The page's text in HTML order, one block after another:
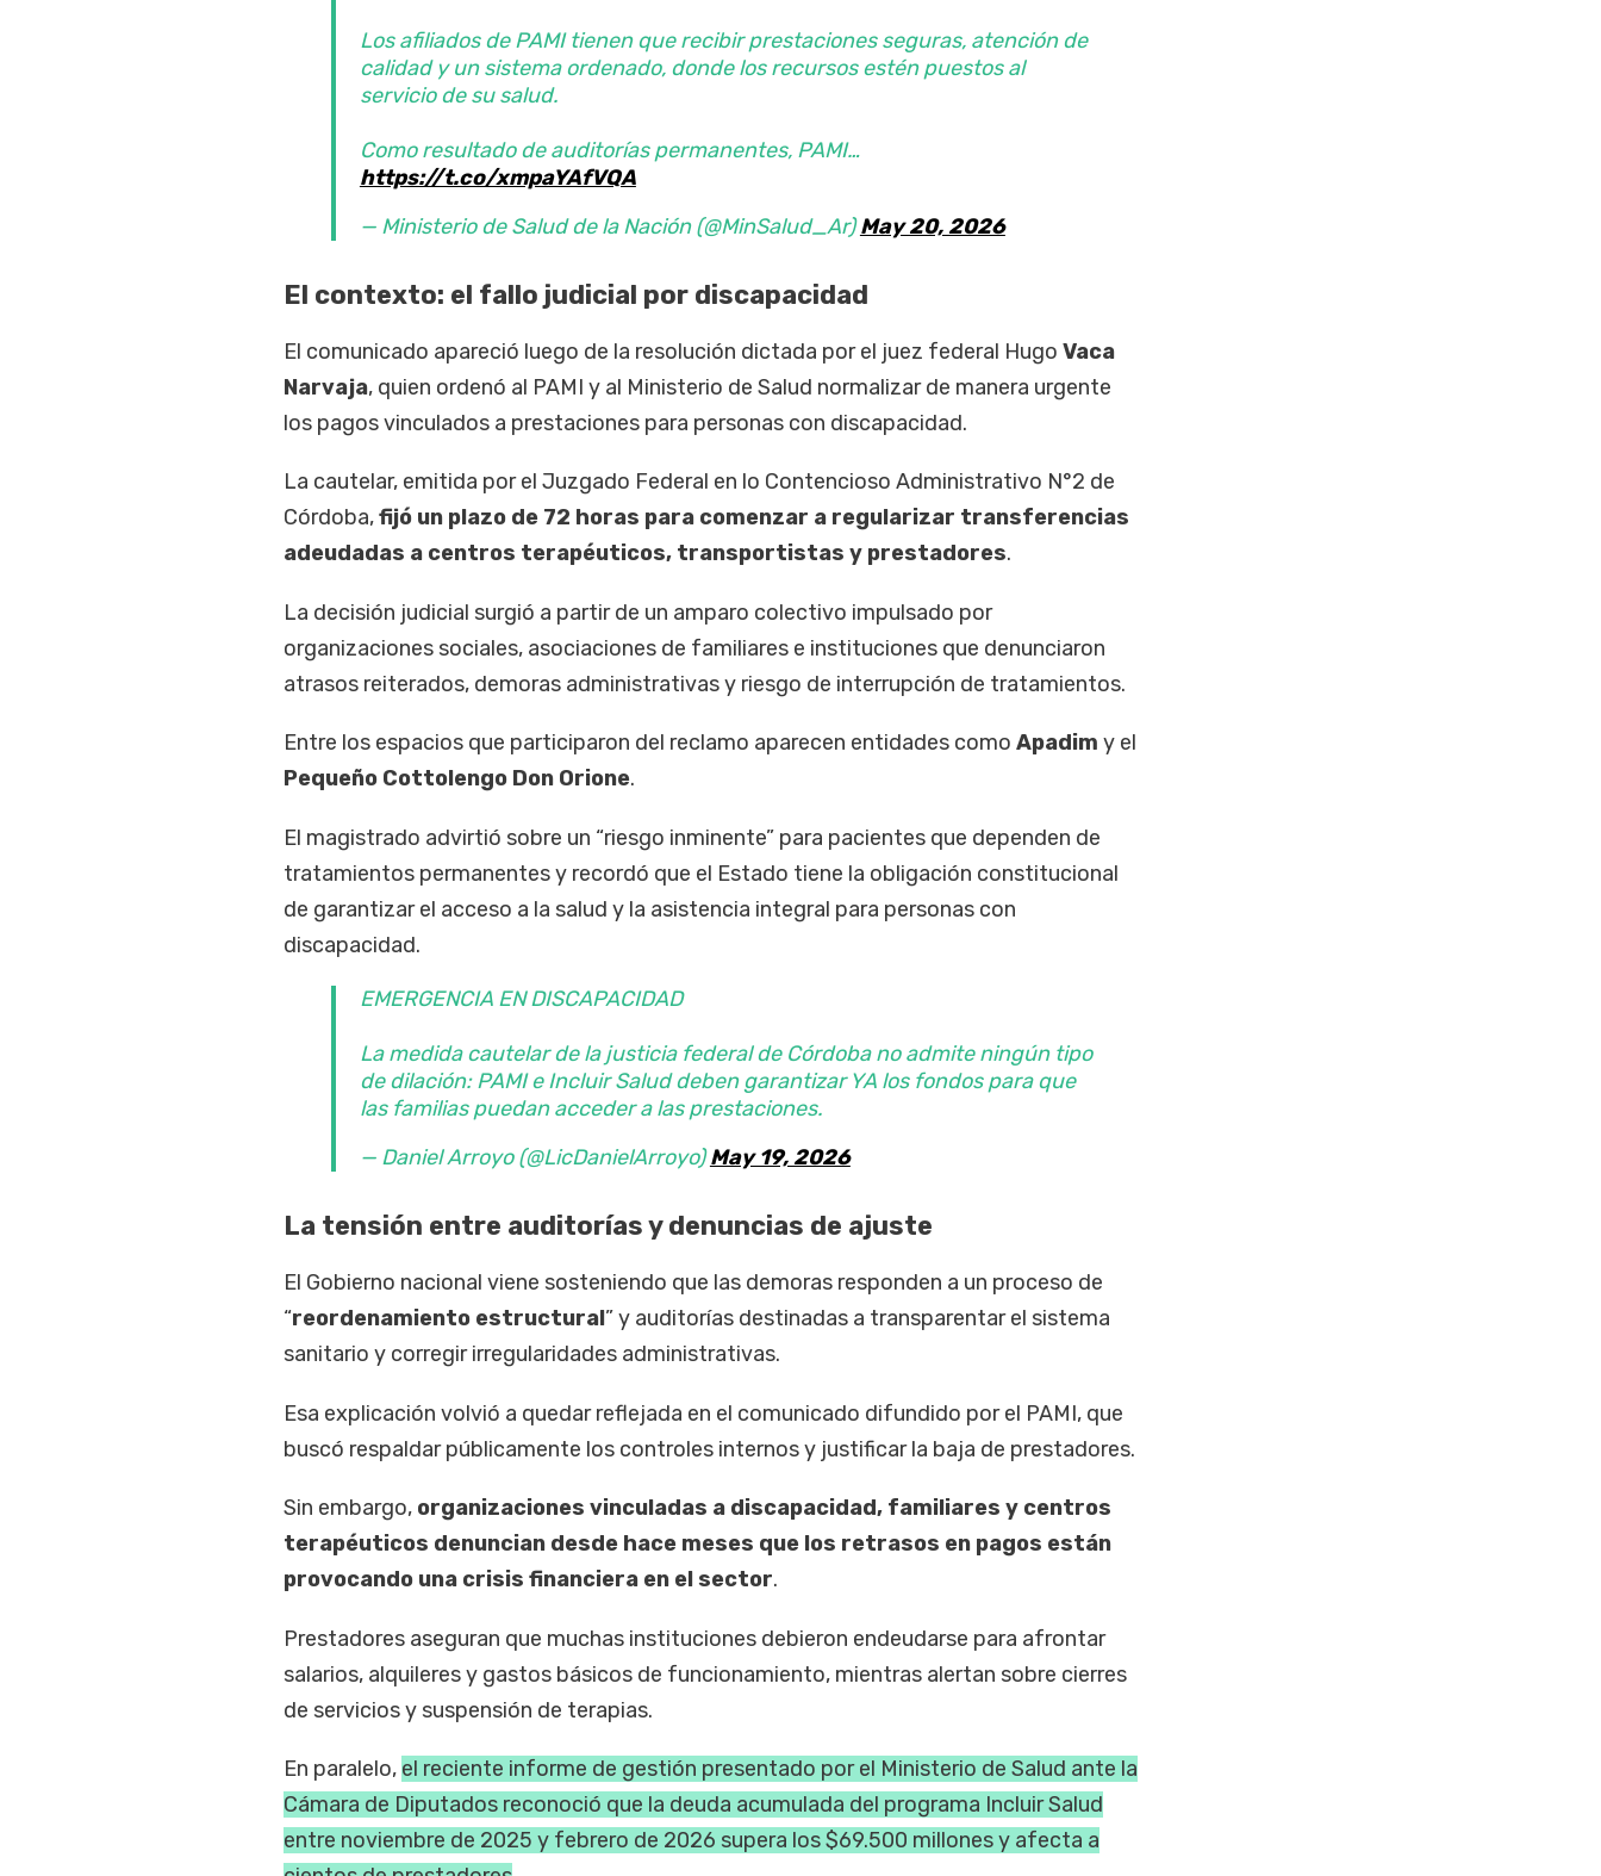
Los afiliados de PAMI tienen que recibir prestaciones seguras, atención de
calidad y un sistema ordenado, donde los recursos estén puestos al
servicio de su salud.
Como resultado de auditorías permanentes, PAMI…
https://t.co/xmpaYAfVQA
— Ministerio de Salud de la Nación (@MinSalud_Ar)May 20, 2026
El contexto: el fallo judicial por discapacidad
El comunicado apareció luego de la resolución dictada por el juez federal Hugo Vaca
Narvaja, quien ordenó al PAMI y al Ministerio de Salud normalizar de manera urgente
los pagos vinculados a prestaciones para personas con discapacidad.
La cautelar, emitida por el Juzgado Federal en lo Contencioso Administrativo N°2 de
Córdoba,fijó un plazo de 72 horas para comenzar a regularizar transferencias
adeudadas a centros terapéuticos, transportistas y prestadores.
La decisión judicial surgió a partir de un amparo colectivo impulsado por
organizaciones sociales, asociaciones de familiares e instituciones que denunciaron
atrasos reiterados, demoras administrativas y riesgo de interrupción de tratamientos.
Entre los espacios que participaron del reclamo aparecen entidades como Apadim y el
Pequeño Cottolengo Don Orione.
El magistrado advirtió sobre un “riesgo inminente” para pacientes que dependen de
tratamientos permanentes y recordó que el Estado tiene la obligación constitucional
de garantizar el acceso a la salud y la asistencia integral para personas con
discapacidad.
EMERGENCIA EN DISCAPACIDAD
La medida cautelar de la justicia federal de Córdoba no admite ningún tipo
de dilación: PAMI e Incluir Salud deben garantizar YA los fondos para que
las familias puedan acceder a las prestaciones.
— Daniel Arroyo (@LicDanielArroyo)May 19, 2026
La tensión entre auditorías y denuncias de ajuste
El Gobierno nacional viene sosteniendo que las demoras responden a un proceso de
“reordenamiento estructural” y auditorías destinadas a transparentar el sistema
sanitario y corregir irregularidades administrativas.
Esa explicación volvió a quedar reflejada en el comunicado difundido por el PAMI, que
buscó respaldar públicamente los controles internos y justificar la baja de prestadores.
Sin embargo, organizaciones vinculadas a discapacidad, familiares y centros
terapéuticos denuncian desde hace meses que los retrasos en pagos están
provocando una crisis financiera en el sector.
Prestadores aseguran que muchas instituciones debieron endeudarse para afrontar
salarios, alquileres y gastos básicos de funcionamiento, mientras alertan sobre cierres
de servicios y suspensión de terapias.
En paralelo, el reciente informe de gestión presentado por el Ministerio de Salud ante la
Cámara de Diputados reconoció que la deuda acumulada del programa Incluir Salud
entre noviembre de 2025 y febrero de 2026 supera los $69.500 millones y afecta a